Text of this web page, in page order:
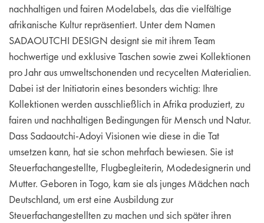
nachhaltigen und fairen Modelabels, das die vielfältige
afrikanische Kultur repräsentiert. Unter dem Namen
SADAOUTCHI DESIGN designt sie mit ihrem Team
hochwertige und exklusive Taschen sowie zwei Kollektionen
pro Jahr aus umweltschonenden und recycelten Materialien.
Dabei ist der Initiatorin eines besonders wichtig: Ihre
Kollektionen werden ausschließlich in Afrika produziert, zu
fairen und nachhaltigen Bedingungen für Mensch und Natur.
Dass Sadaoutchi-Adoyi Visionen wie diese in die Tat
umsetzen kann, hat sie schon mehrfach bewiesen. Sie ist
Steuerfachangestellte, Flugbegleiterin, Modedesignerin und
Mutter. Geboren in Togo, kam sie als junges Mädchen nach
Deutschland, um erst eine Ausbildung zur
Steuerfachangestellten zu machen und sich später ihren